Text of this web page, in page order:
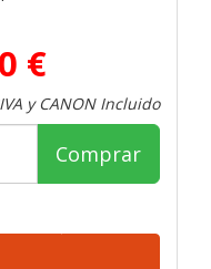
€
y CANON Incluido
Comprar